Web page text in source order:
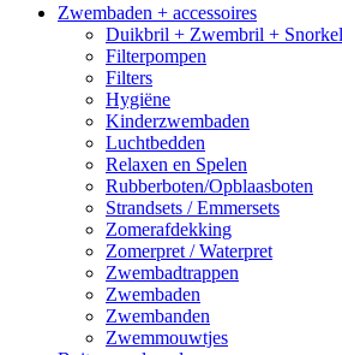
Zwembaden + accessoires
Duikbril + Zwembril + Snorkel
Filterpompen
Filters
Hygiëne
Kinderzwembaden
Luchtbedden
Relaxen en Spelen
Rubberboten/Opblaasboten
Strandsets / Emmersets
Zomerafdekking
Zomerpret / Waterpret
Zwembadtrappen
Zwembaden
Zwembanden
Zwemmouwtjes